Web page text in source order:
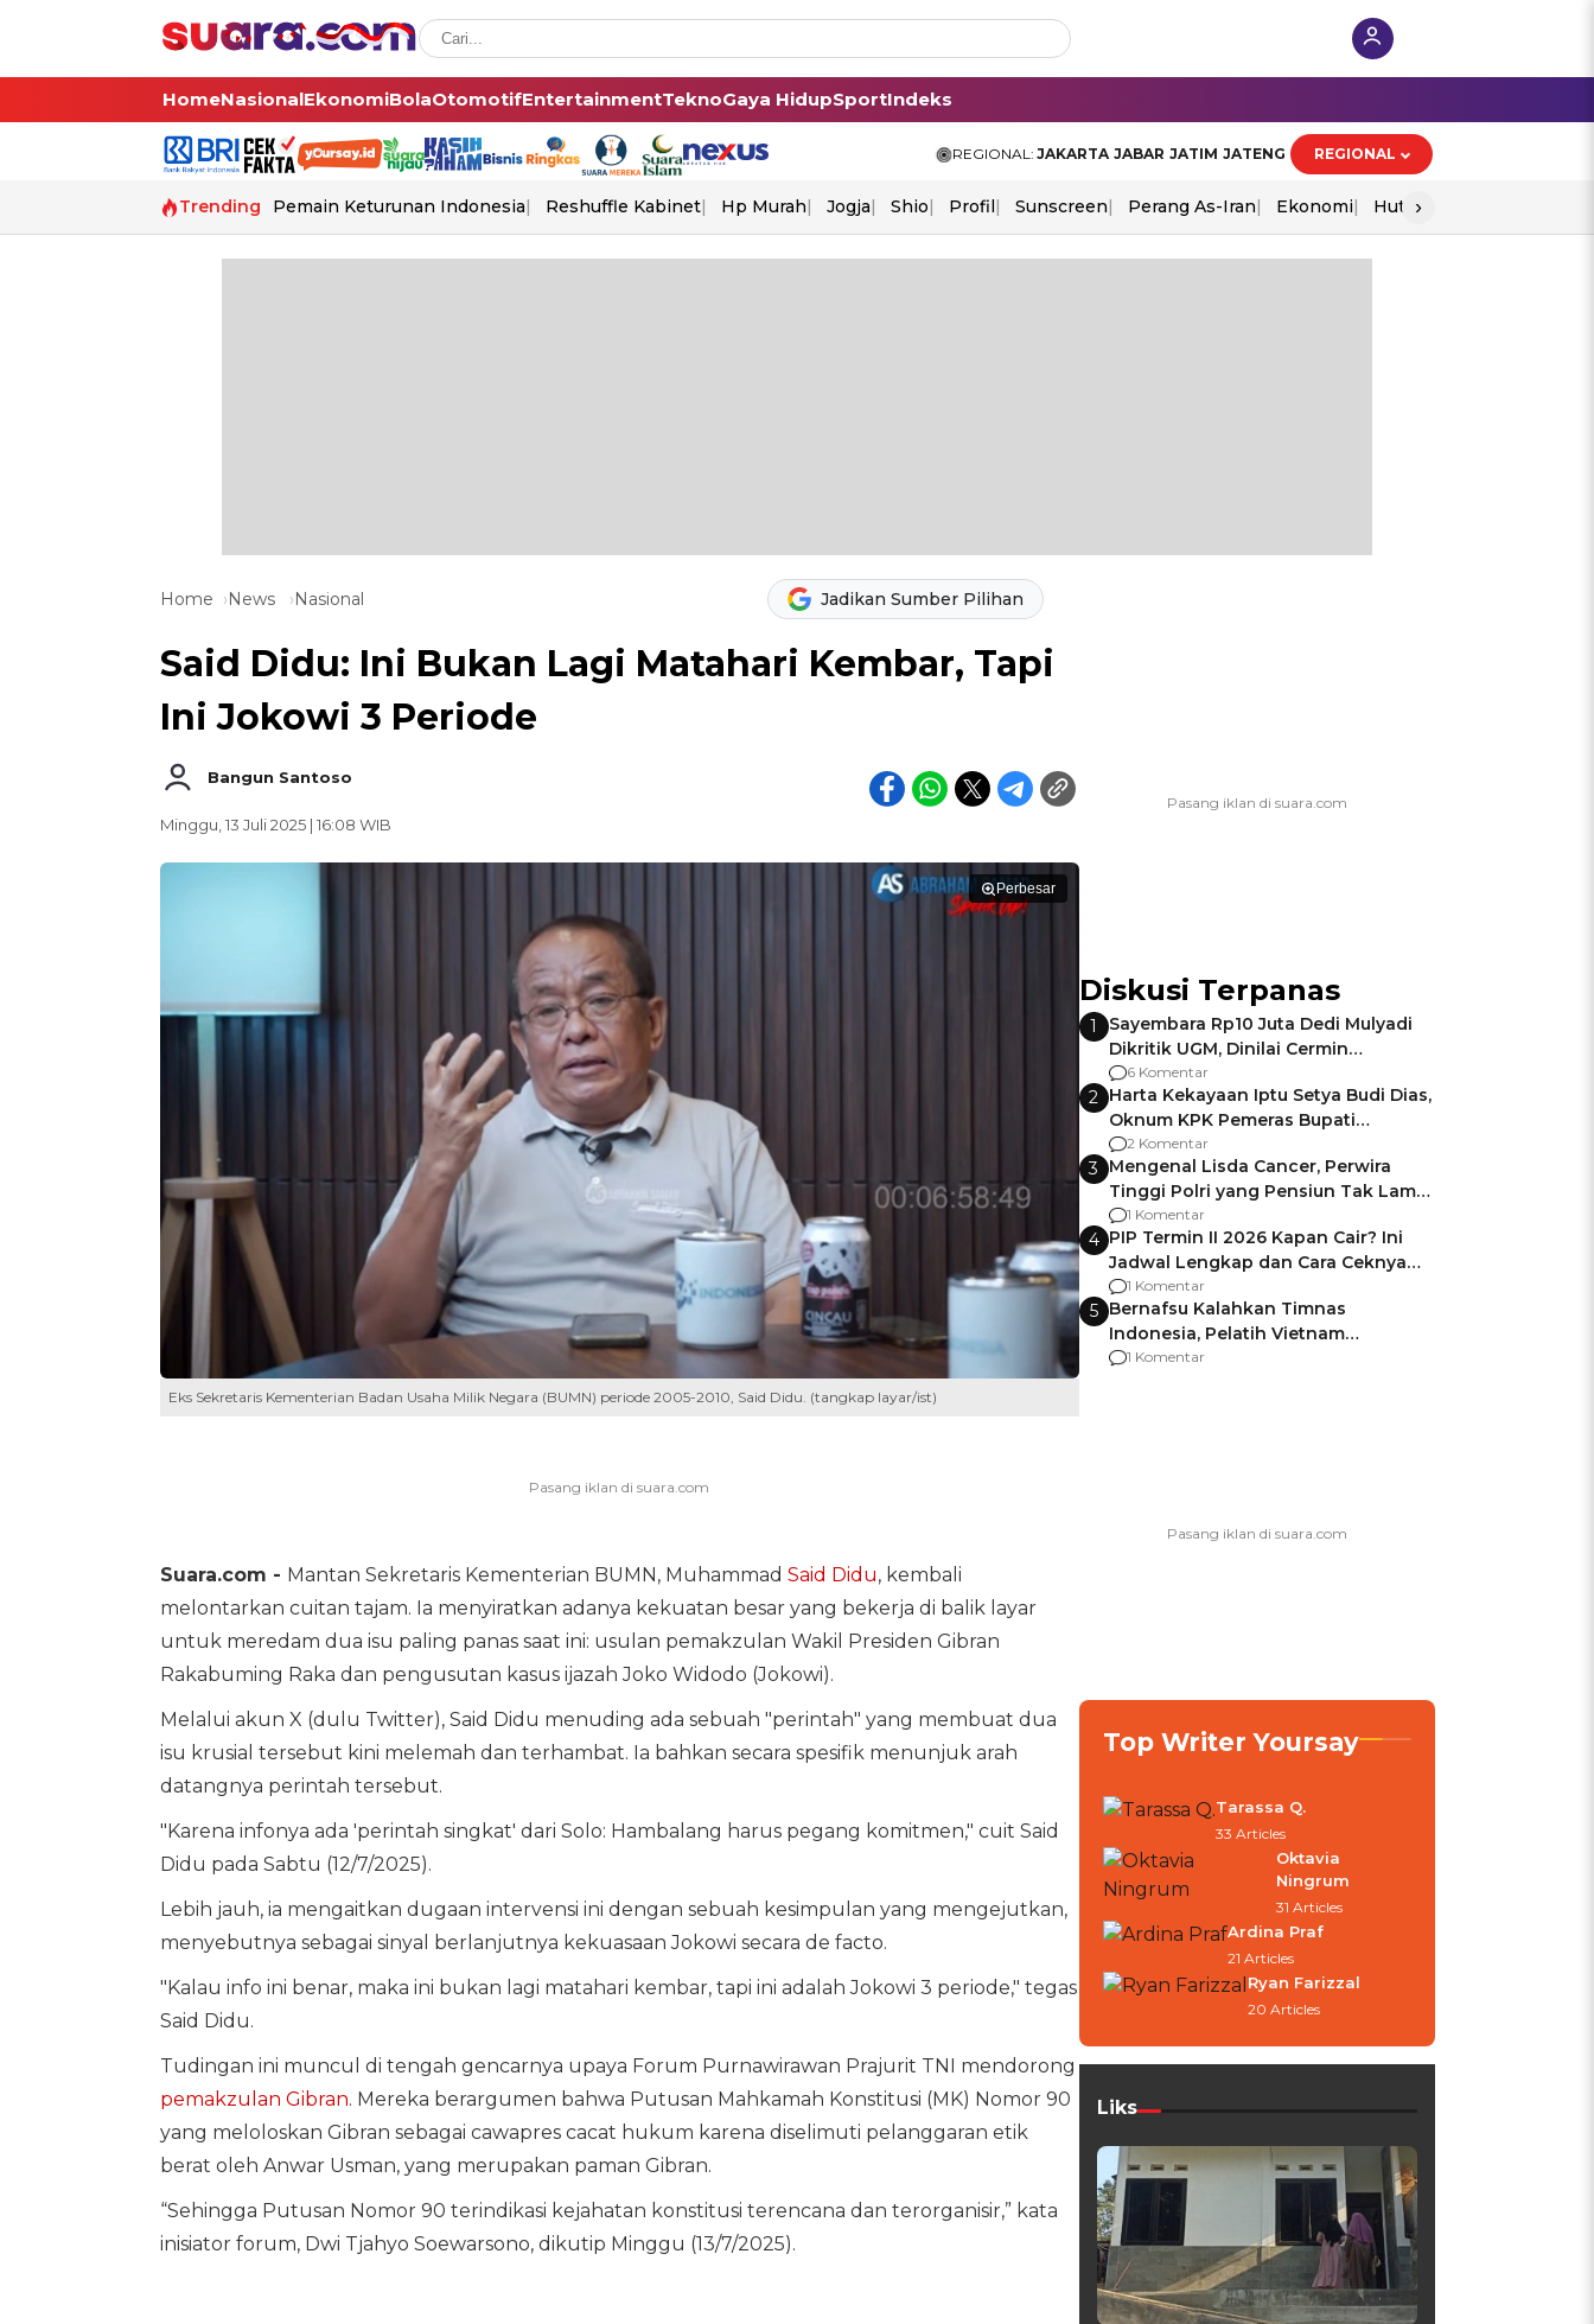
HomeNasionalEkonomiBolaOtomotifEntertainmentTeknoGaya HidupSportIndeks
REGIONAL: JAKARTA JABAR JATIM JATENG REGIONAL
Trending Pemain Keturunan Indonesia Reshuffle Kabinet Hp Murah Jogja Shio Profil Sunscreen Perang As-Iran Ekonomi Hut Ri
›
Home News Nasional Jadikan Sumber Pilihan
Said Didu: Ini Bukan Lagi Matahari Kembar, Tapi
Ini Jokowi 3 Periode
Bangun Santoso
Minggu, 13 Juli 2025 | 16:08 WIB
Perbesar
Eks Sekretaris Kementerian Badan Usaha Milik Negara (BUMN) periode 2005-2010, Said Didu. (tangkap layar/ist)
Suara.com - Mantan Sekretaris Kementerian BUMN, Muhammad Said Didu, kembali
melontarkan cuitan tajam. Ia menyiratkan adanya kekuatan besar yang bekerja di balik layar
untuk meredam dua isu paling panas saat ini: usulan pemakzulan Wakil Presiden Gibran
Rakabuming Raka dan pengusutan kasus ijazah Joko Widodo (Jokowi).
Melalui akun X (dulu Twitter), Said Didu menuding ada sebuah "perintah" yang membuat dua
isu krusial tersebut kini melemah dan terhambat. Ia bahkan secara spesifik menunjuk arah
datangnya perintah tersebut.
"Karena infonya ada 'perintah singkat' dari Solo: Hambalang harus pegang komitmen," cuit Said
Didu pada Sabtu (12/7/2025).
Lebih jauh, ia mengaitkan dugaan intervensi ini dengan sebuah kesimpulan yang mengejutkan,
menyebutnya sebagai sinyal berlanjutnya kekuasaan Jokowi secara de facto.
"Kalau info ini benar, maka ini bukan lagi matahari kembar, tapi ini adalah Jokowi 3 periode," tegas
Said Didu.
Tudingan ini muncul di tengah gencarnya upaya Forum Purnawirawan Prajurit TNI mendorong
pemakzulan Gibran. Mereka berargumen bahwa Putusan Mahkamah Konstitusi (MK) Nomor 90
yang meloloskan Gibran sebagai cawapres cacat hukum karena diselimuti pelanggaran etik
berat oleh Anwar Usman, yang merupakan paman Gibran.
“Sehingga Putusan Nomor 90 terindikasi kejahatan konstitusi terencana dan terorganisir,” kata
inisiator forum, Dwi Tjahyo Soewarsono, dikutip Minggu (13/7/2025).
Diskusi Terpanas
1
Sayembara Rp10 Juta Dedi Mulyadi
Dikritik UGM, Dinilai Cermin
Gagalnya Negara Jamin Keamanan
6 Komentar
2 Harta Kekayaan Iptu Setya Budi Dias,
Oknum KPK Pemeras Bupati
Pemalang
2 Komentar
3 Mengenal Lisda Cancer, Perwira
Tinggi Polri yang Pensiun Tak Lama
Usai Jadi Brigjen
1 Komentar
4 PIP Termin II 2026 Kapan Cair? Ini
Jadwal Lengkap dan Cara Ceknya
agar Dana Tidak Hangus!
1 Komentar
5 Bernafsu Kalahkan Timnas
Indonesia, Pelatih Vietnam
Berencana Pakai Jimat di Pakansari
1 Komentar
Top Writer Yoursay
Tarassa Q.
33 Articles
Oktavia
Ningrum
31 Articles
Ardina Praf
21 Articles
Ryan Farizzal
20 Articles
Liks